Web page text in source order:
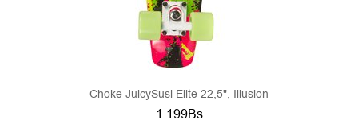
Choke JuicySusi Elite 22,5", Illusion
1 199Bs